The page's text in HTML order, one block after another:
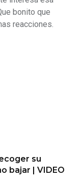
bonito que
reacciones.
su
bajar | VIDEO